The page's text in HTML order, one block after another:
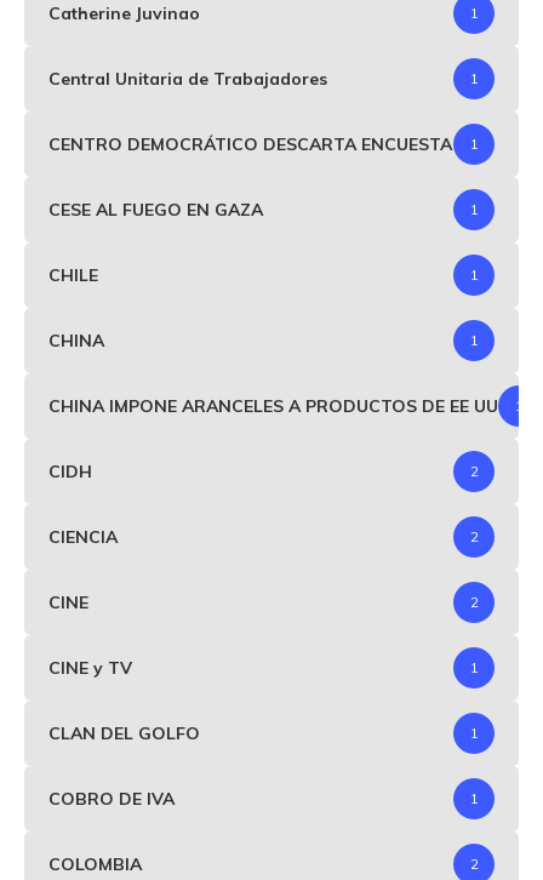
Catherine Juvinao 1
Central Unitaria de Trabajadores 1
CENTRO DEMOCRÁTICO DESCARTA ENCUESTA 1
CESE AL FUEGO EN GAZA 1
CHILE 1
CHINA 1
CHINA IMPONE ARANCELES A PRODUCTOS DE EE UU 1
CIDH 2
CIENCIA 2
CINE 2
CINE y TV 1
CLAN DEL GOLFO 1
COBRO DE IVA 1
COLOMBIA 2